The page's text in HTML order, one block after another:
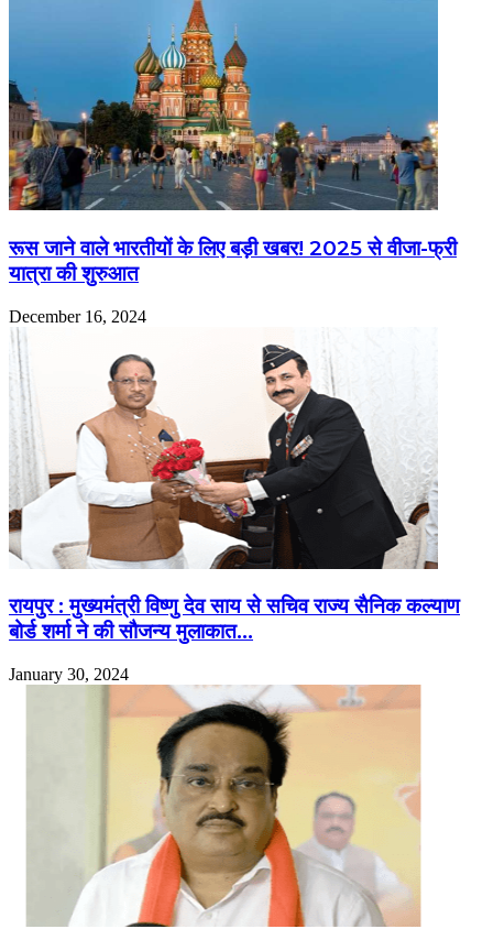
रूस जाने वाले भारतीयों के लिए बड़ी खबर! 2025 से वीजा-फ्री
यात्रा की शुरुआत
December 16, 2024
रायपुर : मुख्यमंत्री विष्णु देव साय से सचिव राज्य सैनिक कल्याण
बोर्ड शर्मा ने की सौजन्य मुलाकात…
January 30, 2024